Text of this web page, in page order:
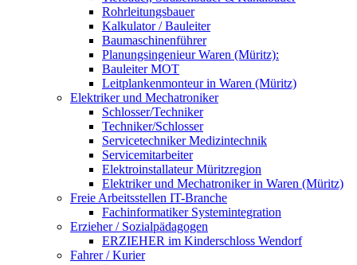
Rohrleitungsbauer
Kalkulator / Bauleiter
Baumaschinenführer
Planungsingenieur Waren (Müritz):
Bauleiter MOT
Leitplankenmonteur in Waren (Müritz)
Elektriker und Mechatroniker
Schlosser/Techniker
Techniker/Schlosser
Servicetechniker Medizintechnik
Servicemitarbeiter
Elektroinstallateur Müritzregion
Elektriker und Mechatroniker in Waren (Müritz)
Freie Arbeitsstellen IT-Branche
Fachinformatiker Systemintegration
Erzieher / Sozialpädagogen
ERZIEHER im Kinderschloss Wendorf
Fahrer / Kurier